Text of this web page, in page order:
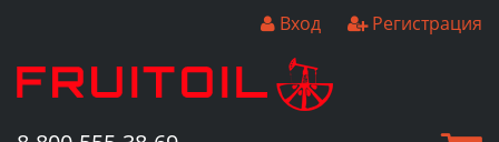
Вход Регистрация